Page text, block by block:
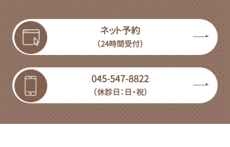
ネット予約
（24時間受付）
045-547-8822
（休診日：日・祝）